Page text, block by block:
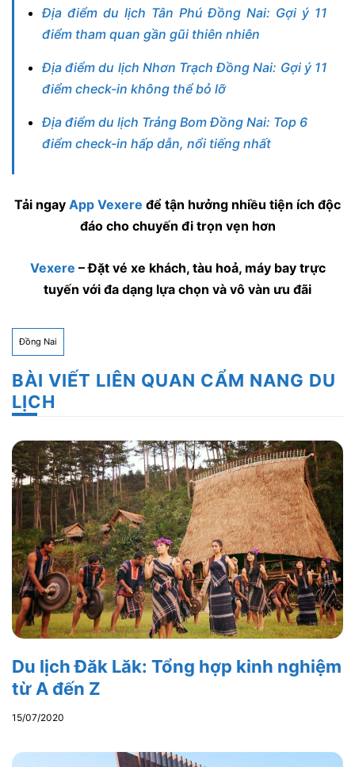
Địa điểm du lịch Tân Phú Đồng Nai: Gợi ý 11
điểm tham quan gần gũi thiên nhiên
Địa điểm du lịch Nhơn Trạch Đồng Nai: Gợi ý 11
điểm check-in không thể bỏ lỡ
Địa điểm du lịch Trảng Bom Đồng Nai: Top 6
điểm check-in hấp dẫn, nổi tiếng nhất
Tải ngay App Vexere để tận hưởng nhiều tiện ích độc
đáo cho chuyến đi trọn vẹn hơn
Vexere – Đặt vé xe khách, tàu hoả, máy bay trực
tuyến với đa dạng lựa chọn và vô vàn ưu đãi
Đồng Nai
BÀI VIẾT LIÊN QUAN CẨM NANG DU
LỊCH
Du lịch Đăk Lăk: Tổng hợp kinh nghiệm
từ A đến Z
15/07/2020